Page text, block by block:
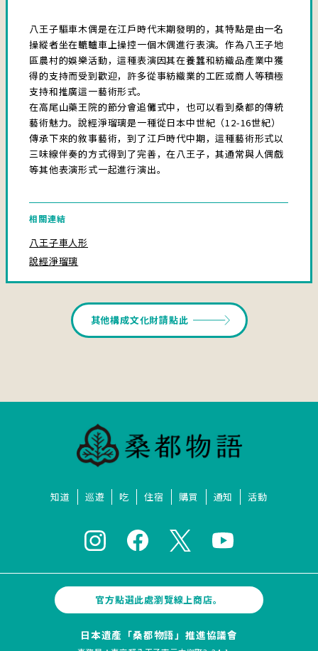
八王子驅車木偶是在江戶時代末期發明的，其特點是由一名
操縱者坐在轆轤車上操控一個木偶進行表演。作為八王子地
區農村的娛樂活動，這種表演因其在養蠶和紡織品產業中獲
得的支持而受到歡迎，許多從事紡織業的工匠或商人等積極
支持和推廣這一藝術形式。
在高尾山藥王院的節分會追儺式中，也可以看到桑都的傳統
藝術魅力。說經淨瑠璃是一種從日本中世紀（12-16世紀）
傳承下來的敘事藝術，到了江戶時代中期，這種藝術形式以
三味線伴奏的方式得到了完善，在八王子，其通常與人偶戲
等其他表演形式一起進行演出。
相關連結
八王子車人形
說經淨瑠璃
其他構成文化財請點此
知道 巡遊 吃 住宿 購買 通知 活動
官方點選此處瀏覽線上商店。
日本遺產「桑都物語」推進協議會